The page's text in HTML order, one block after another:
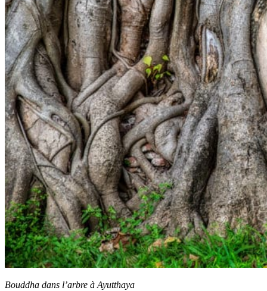
Bouddha dans l’arbre à Ayutthaya